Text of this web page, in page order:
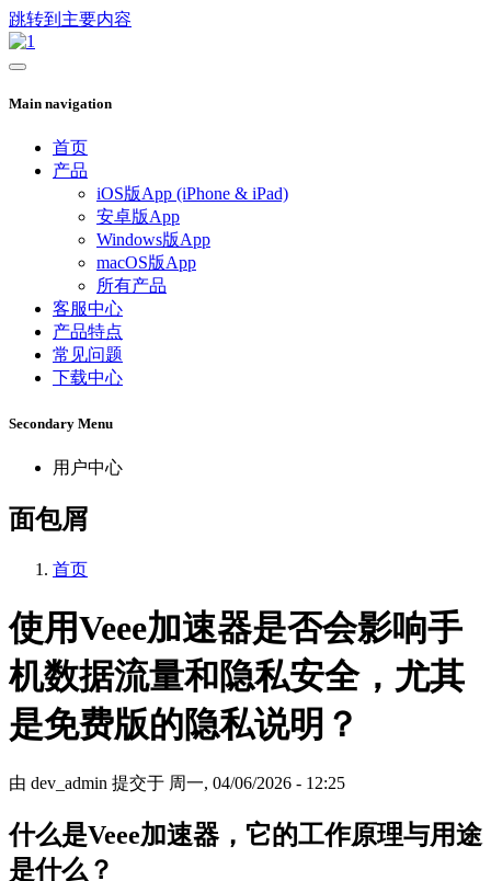
跳转到主要内容
Main navigation
首页
产品
iOS版App (iPhone & iPad)
安卓版App
Windows版App
macOS版App
所有产品
客服中心
产品特点
常见问题
下载中心
Secondary Menu
用户中心
面包屑
首页
使用Veee加速器是否会影响手
机数据流量和隐私安全，尤其
是免费版的隐私说明？
由 dev_admin 提交于 周一, 04/06/2026 - 12:25
什么是Veee加速器，它的工作原理与用途
是什么？